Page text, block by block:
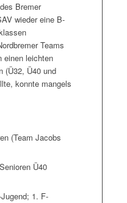
Bremer
wieder eine B-
Teams
einen leichten
(Ü32, Ü40 und
konnte mangels
(Team Jacobs
Ü40
1. F-